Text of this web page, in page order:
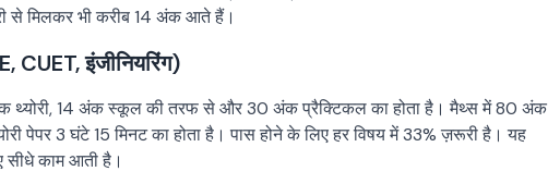
से मिलकर भी करीब 14 अंक आते हैं।
CUET, इंजीनियरिंग)
थ्योरी, 14 अंक स्कूल की तरफ से और 30 अंक प्रैक्टिकल का होता है। मैथ्स में 80 अंक
पेपर 3 घंटे 15 मिनट का होता है। पास होने के लिए हर विषय में 33% ज़रूरी है। यह
सीधे काम आती है।